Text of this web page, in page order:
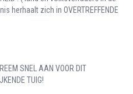
herhaalt zich in OVERTREFFENDE
SNEL AAN VOOR DIT
TUIG!